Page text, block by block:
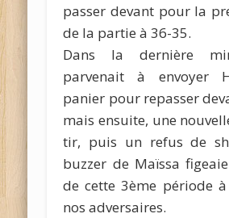
passer devant pour la
de la partie à 36-35.
Dans la dernière
parvenait à envoyer
panier pour repasser
mais ensuite, une
tir, puis un refus de
buzzer de Maïssa
de cette 3ème période
nos adversaires.